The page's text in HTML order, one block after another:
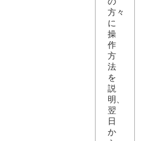
方々
に
操
作
方
法
を
説
明、
翌
日
か